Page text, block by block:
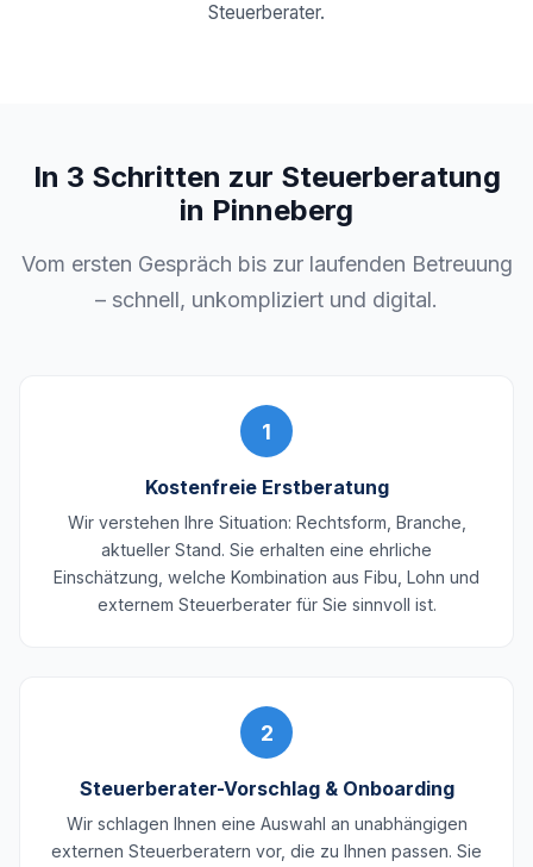
Steuerberater.
In 3 Schritten zur Steuerberatung
in Pinneberg
Vom ersten Gespräch bis zur laufenden Betreuung
– schnell, unkompliziert und digital.
1
Kostenfreie Erstberatung
Wir verstehen Ihre Situation: Rechtsform, Branche,
aktueller Stand. Sie erhalten eine ehrliche
Einschätzung, welche Kombination aus Fibu, Lohn und
externem Steuerberater für Sie sinnvoll ist.
2
Steuerberater-Vorschlag & Onboarding
Wir schlagen Ihnen eine Auswahl an unabhängigen
externen Steuerberatern vor, die zu Ihnen passen. Sie